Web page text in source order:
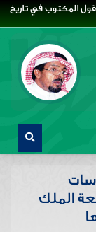
المكتوب في تاريخ
الملك